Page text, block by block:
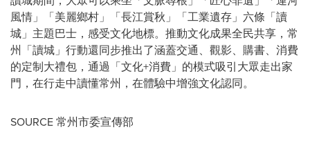
風情」「美麗鄉村」「長江賞秋」「工業遺存」六條「讀
城」主題巴士，感受文化地標。推動文化成果全民共享，常
州「讀城」行動還同步推出了涵蓋交通、觀影、購書、消費
的定制大禮包，通過「文化+消費」的模式吸引大眾走出家
門，在行走中讀懂常州，在體驗中增強文化認同。
SOURCE 常州市委宣傳部